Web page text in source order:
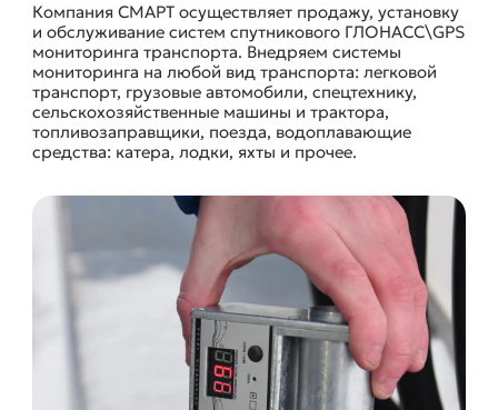
СИСТЕМЫ МОНИТОРИНГА
Компания СМАРТ осуществляет продажу, установку
и обслуживание систем спутникового ГЛОНАСС\GPS
мониторинга транспорта. Внедряем системы
мониторинга на любой вид транспорта: легковой
транспорт, грузовые автомобили, спецтехнику,
сельскохозяйственные машины и трактора,
топливозаправщики, поезда, водоплавающие
средства: катера, лодки, яхты и прочее.